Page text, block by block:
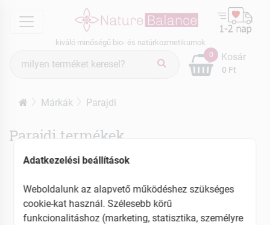
menu
kiváló minőségű bio- és natúrkozmetikumok
keresés
0
0 Ft
Kosár
Márkák Parajdi
Parajdi termékek
Adatkezelési beállítások
Weboldalunk az alapvető működéshez szükséges
cookie-kat használ. Szélesebb körű
funkcionalitáshoz (marketing, statisztika, személyre